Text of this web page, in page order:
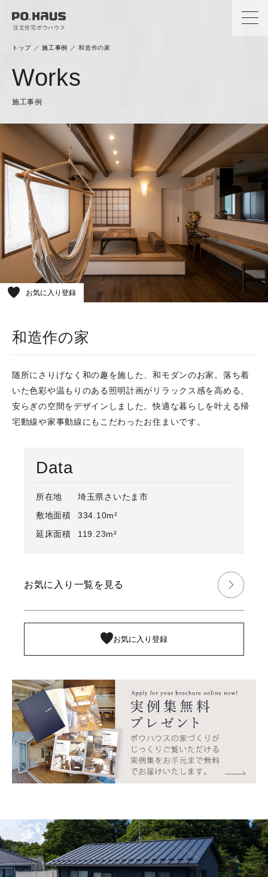
注文住宅ポウハウス
トップ ／施工事例 ／和造作の家
Works
施工事例
お気に入り登録
和造作の家
随所にさりげなく和の趣を施した、和モダンのお家。落ち着
いた色彩や温もりのある照明計画がリラックス感を高める、
安らぎの空間をデザインしました。快適な暮らしを叶える帰
宅動線や家事動線にもこだわったお住まいです。
Data
所在地
埼玉県さいたま市
敷地面積
334.10m²
延床面積
119.23m²
お気に入り登録
お気に入り一覧を見る